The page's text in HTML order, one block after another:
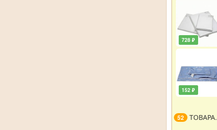
728 ₽
152 ₽
52 ТОВАРА.